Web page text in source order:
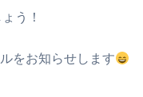
う！
をお知らせします